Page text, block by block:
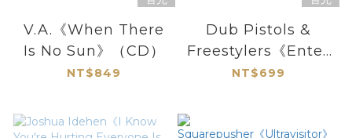
V.A.《When There
Is No Sun》（CD）
NT$849
Dub Pistols &
Freestylers《Enter
The Sound》
NT$699